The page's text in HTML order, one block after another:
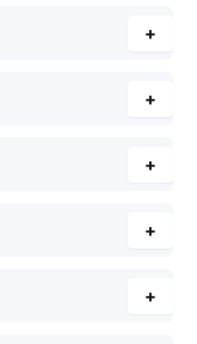
+
+
+
+
+